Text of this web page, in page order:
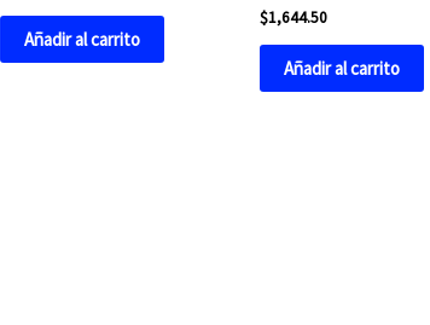
Añadir al carrito
$1,644.50
Añadir al carrito